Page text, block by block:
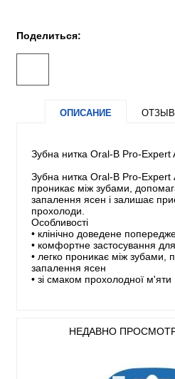
Поделиться:
ОПИСАНИЕ
Зубна нитка Oral-B Pro-
Зубна нитка Oral-B Pro-Expert
проникає між зубами,
запалення ясен і залишає
прохолоди.
Особливості
• клінічно доведене
• комфортне застосування
• легко проникає між зубами,
запалення ясен
• зі смаком прохолодної м'яти
НЕДАВНО